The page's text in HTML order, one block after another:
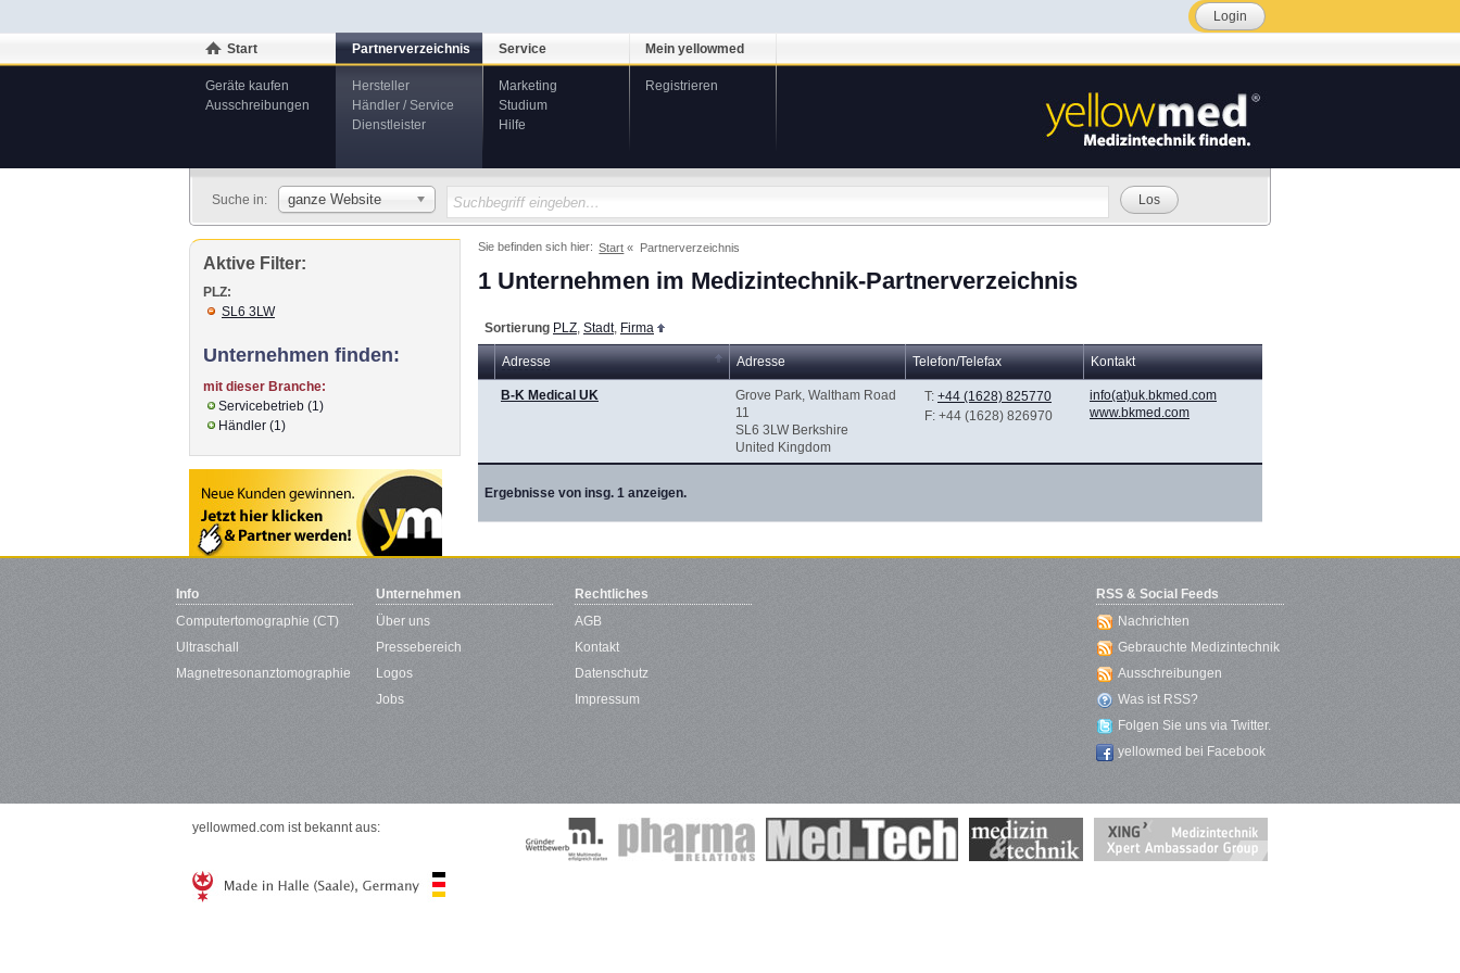
Login
Start
Geräte kaufen
Ausschreibungen
Partnerverzeichnis
Hersteller
Händler / Service
Dienstleister
Service
Marketing
Studium
Hilfe
Mein yellowmed
Registrieren
Suche in: ganze Website Los
Sie befinden sich hier: Start Partnerverzeichnis
1 Unternehmen im Medizintechnik-Partnerverzeichnis
Sortierung PLZ Stadt, Firma
Adresse Adresse Telefon/Telefax Kontakt
Ergebnisse von insg. 1 anzeigen.
B-K Medical UK
Grove Park, Waltham Road
11
SL6 3LW Berkshire
United Kingdom
T: +44 (1628) 825770
F: +44 (1628) 826970
info(at)uk.bkmed.com
www.bkmed.com
Aktive Filter:
PLZ:
SL6 3LW
Unternehmen finden:
mit dieser Branche:
Servicebetrieb (1)
Händler (1)
Info
Computertomographie (CT)
Ultraschall
Magnetresonanztomographie
Unternehmen
Über uns
Pressebereich
Logos
Jobs
Rechtliches
AGB
Kontakt
Datenschutz
Impressum
RSS & Social Feeds
Nachrichten
Gebrauchte Medizintechnik
Ausschreibungen
Was ist RSS?
Folgen Sie uns via Twitter.
yellowmed bei Facebook
yellowmed.com ist bekannt aus: